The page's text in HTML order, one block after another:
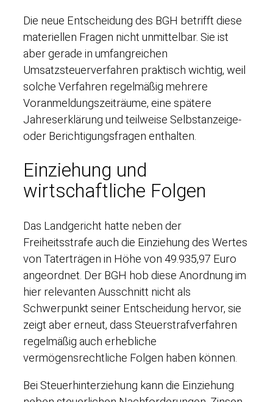
Die neue Entscheidung des BGH betrifft diese
materiellen Fragen nicht unmittelbar. Sie ist
aber gerade in umfangreichen
Umsatzsteuerverfahren praktisch wichtig, weil
solche Verfahren regelmäßig mehrere
Voranmeldungszeiträume, eine spätere
Jahreserklärung und teilweise Selbstanzeige-
oder Berichtigungsfragen enthalten.
Einziehung und
wirtschaftliche Folgen
Das Landgericht hatte neben der
Freiheitsstrafe auch die Einziehung des Wertes
von Taterträgen in Höhe von 49.935,97 Euro
angeordnet. Der BGH hob diese Anordnung im
hier relevanten Ausschnitt nicht als
Schwerpunkt seiner Entscheidung hervor, sie
zeigt aber erneut, dass Steuerstrafverfahren
regelmäßig auch erhebliche
vermögensrechtliche Folgen haben können.
Bei Steuerhinterziehung kann die Einziehung